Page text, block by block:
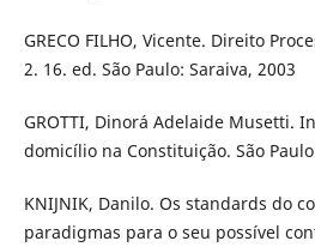
GRECO FILHO, Vicente. Direito
2. 16. ed. São Paulo: Saraiva, 2003
GROTTI, Dinorá Adelaide Musetti.
domicílio na Constituição. São
KNIJNIK, Danilo. Os standards do
paradigmas para o seu possível